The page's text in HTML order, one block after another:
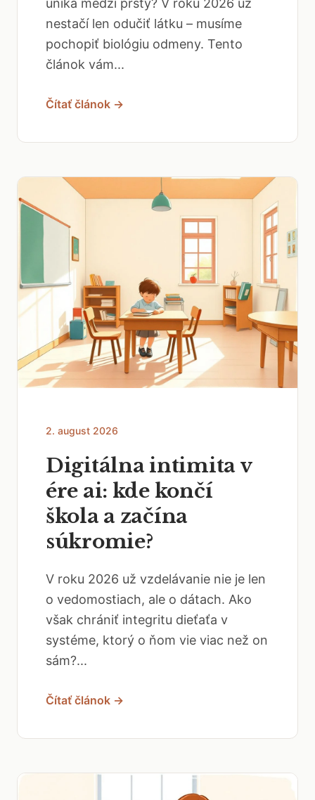
uniká medzi prsty? V roku 2026 už
nestačí len odučiť látku – musíme
pochopiť biológiu odmeny. Tento
článok vám...
Čítať článok →
2. august 2026
Digitálna intimita v
ére ai: kde končí
škola a začína
súkromie?
V roku 2026 už vzdelávanie nie je len
o vedomostiach, ale o dátach. Ako
však chrániť integritu dieťaťa v
systéme, ktorý o ňom vie viac než on
sám?...
Čítať článok →